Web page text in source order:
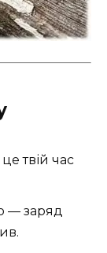
твій час
— заряд